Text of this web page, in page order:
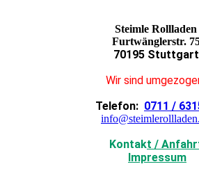
Steimle Rollladen
Furtwänglerstr.
70195 Stuttgart
Wir sind
Telefon: 0711 /
Kontakt /
Impressum